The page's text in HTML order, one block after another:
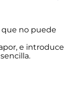
que no puede
e introduce